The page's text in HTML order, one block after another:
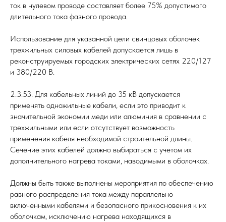
ток в нулевом проводе составляет более 75% допустимого
длительного тока фазного провода.
Использование для указанной цели свинцовых оболочек
трехжильных силовых кабелей допускается лишь в
реконструируемых городских электрических сетях 220/127
и 380/220 В.
2.3.53. Для кабельных линий до 35 кВ допускается
применять одножильные кабели, если это приводит к
значительной экономии меди или алюминия в сравнении с
трехжильными или если отсутствует возможность
применения кабеля необходимой строительной длины.
Сечение этих кабелей должно выбираться с учетом их
дополнительного нагрева токами, наводимыми в оболочках.
Должны быть также выполнены мероприятия по обеспечению
равного распределения тока между параллельно
включенными кабелями и безопасного прикосновения к их
оболочкам, исключению нагрева находящихся в